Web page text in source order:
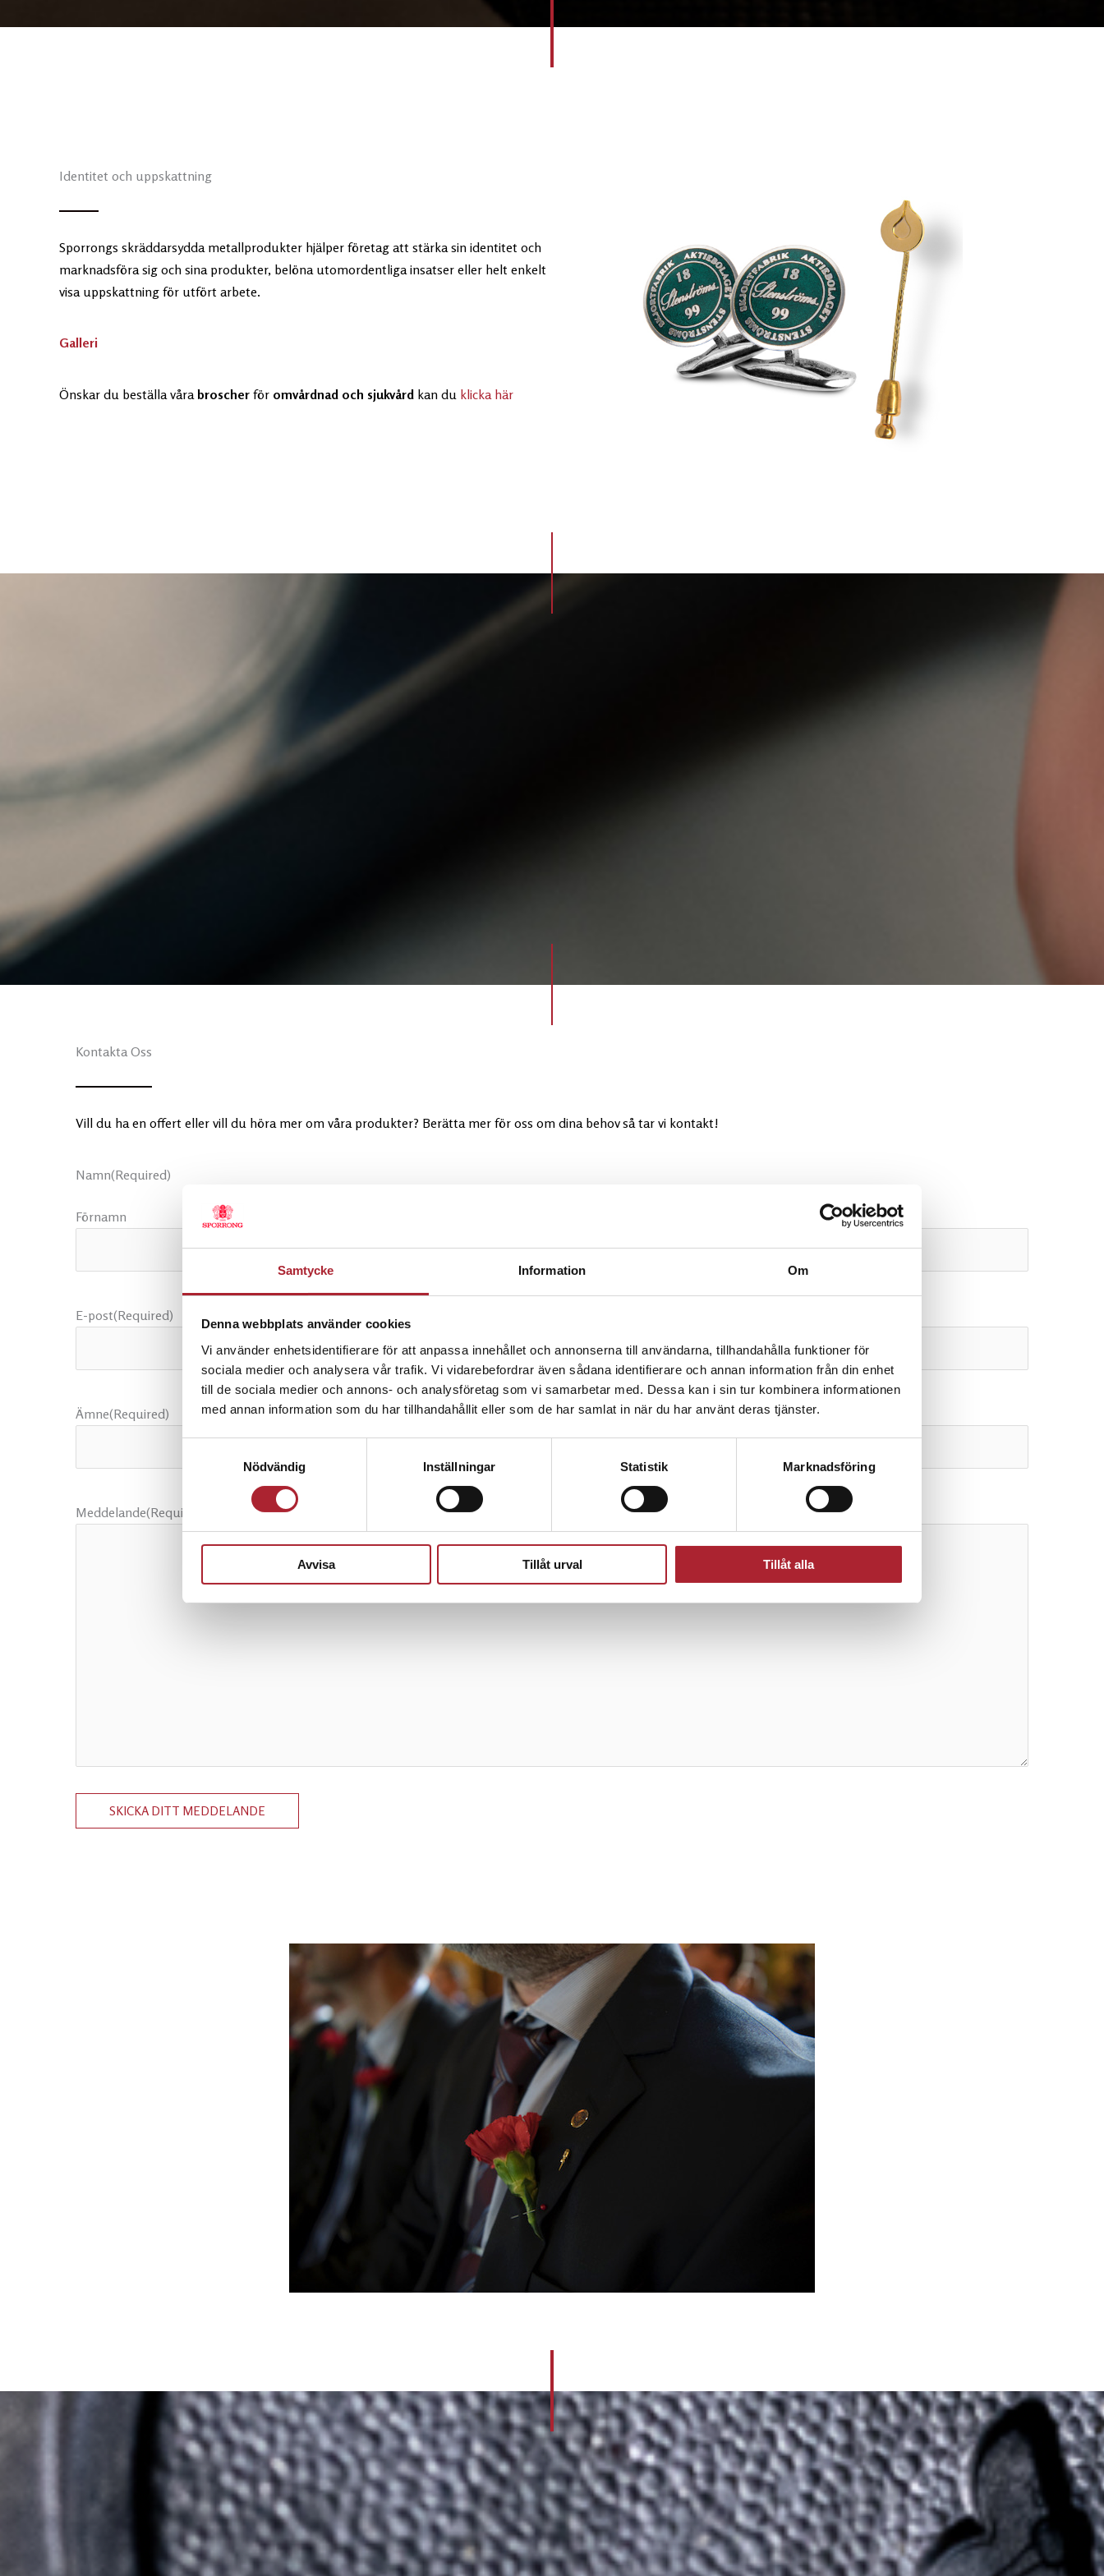
Samtycke Information Om
Denna webbplats använder cookies
Vi använder enhetsidentifierare för att anpassa innehållet och annonserna till användarna, tillhandahålla funktioner för
sociala medier och analysera vår trafik. Vi vidarebefordrar även sådana identifierare och annan information från din enhet
till de sociala medier och annons- och analysföretag som vi samarbetar med. Dessa kan i sin tur kombinera informationen
med annan information som du har tillhandahållit eller som de har samlat in när du har använt deras tjänster.
Nödvändig
Inställningar Statistik Marknadsföring
Avvisa Tillåt urval Tillåt alla
Identitet och uppskattning
Sporrongs skräddarsydda metallprodukter hjälper företag att stärka sin identitet och
marknadsföra sig och sina produkter, belöna utomordentliga insatser eller helt enkelt
visa uppskattning för utfört arbete.
Galleri
Önskar du beställa våra broscher för omvårdnad och sjukvård kan du klicka här
Kontakta Oss
Vill du ha en offert eller vill du höra mer om våra produkter? Berätta mer för oss om dina behov så tar vi kontakt!
Namn(Required)
Förnamn
E-post(Required)
Ämne(Required)
Meddelande(Required)
SKICKA DITT MEDDELANDE